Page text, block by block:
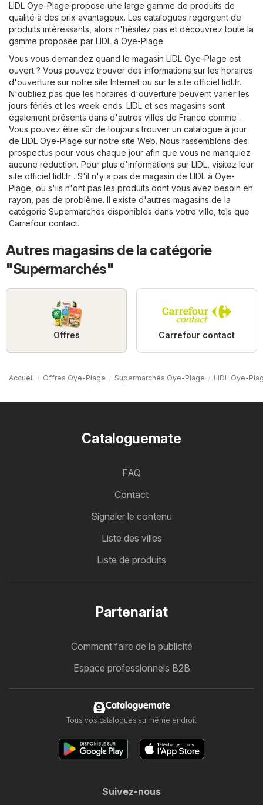
LIDL Oye-Plage propose une large gamme de produits de
qualité à des prix avantageux. Les catalogues regorgent de
produits intéressants, alors n'hésitez pas et découvrez toute la
gamme proposée par LIDL à Oye-Plage.
Vous vous demandez quand le magasin LIDL Oye-Plage est
ouvert ? Vous pouvez trouver des informations sur les horaires
d'ouverture sur notre site Internet ou sur le site officiel lidl.fr.
N'oubliez pas que les horaires d'ouverture peuvent varier les
jours fériés et les week-ends. LIDL et ses magasins sont
également présents dans d'autres villes de France comme .
Vous pouvez être sûr de toujours trouver un catalogue à jour
de LIDL Oye-Plage sur notre site Web. Nous rassemblons des
prospectus pour vous chaque jour afin que vous ne manquiez
aucune réduction. Pour plus d'informations sur LIDL, visitez leur
site officiel lidl.fr . S'il n'y a pas de magasin de LIDL à Oye-
Plage, ou s'ils n'ont pas les produits dont vous avez besoin en
rayon, pas de problème. Il existe d'autres magasins de la
catégorie Supermarchés disponibles dans votre ville, tels que
Carrefour contact.
Autres magasins de la catégorie
"Supermarchés"
Offres Carrefour contact
Accueil Offres Oye-Plage Supermarchés Oye-Plage LIDL Oye-
Cataloguemate
FAQ
Contact
Signaler le contenu
Liste des villes
Liste de produits
Partenariat
Comment faire de la publicité
Espace professionnels B2B
Cataloguemate
Tous vos catalogues au même endroit
Suivez-nous